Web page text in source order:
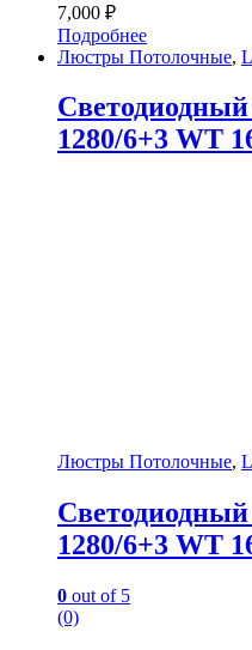
7,000 ₽
Подробнее
Люстры Потолочные,
1280/6+3 WT
Люстры Потолочные,
1280/6+3 WT
0 out of 5
(0)